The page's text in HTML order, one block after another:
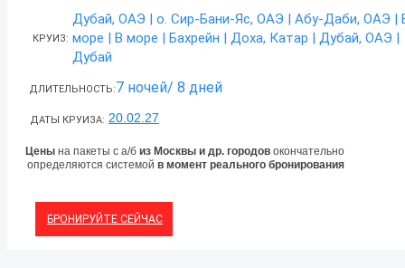
КРУИЗ:
Дубай, ОАЭ | о. Сир-Бани-Яс, ОАЭ | Абу-Даби, ОАЭ |
море | В море | Бахрейн | Доха, Катар | Дубай, ОАЭ |
Дубай
ДЛИТЕЛЬНОСТЬ:7 ночей/ 8 дней
ДАТЫ КРУИЗА: 20.02.27
Цены на пакеты с а/б из Москвы и др. городов окончательно
определяются системой в момент реального бронирования
БРОНИРУЙТЕ СЕЙЧАС